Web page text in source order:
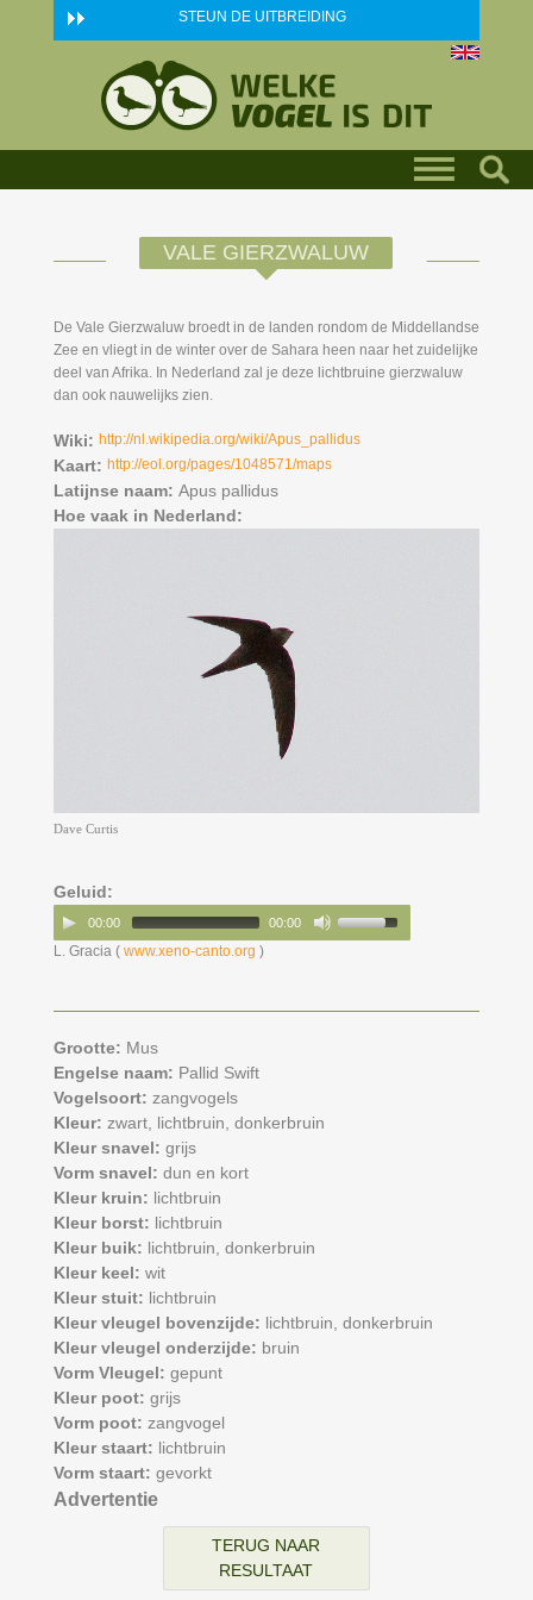
Skip to main content STEUN DE UITBREIDING
VALE GIERZWALUW
De Vale Gierzwaluw broedt in de landen rondom de Middellandse
Zee en vliegt in de winter over de Sahara heen naar het zuidelijke
deel van Afrika. In Nederland zal je deze lichtbruine gierzwaluw
dan ook nauwelijks zien.
Wiki: http://nl.wikipedia.org/wiki/Apus_pallidus
Kaart: http://eol.org/pages/1048571/maps
Latijnse naam: Apus pallidus
Hoe vaak in Nederland:
Dave Curtis
Geluid:
00:00 00:00
L. Gracia ( www.xeno-canto.org )
Grootte: Mus
Engelse naam: Pallid Swift
Vogelsoort: zangvogels
Kleur: zwart, lichtbruin, donkerbruin
Kleur snavel: grijs
Vorm snavel: dun en kort
Kleur kruin: lichtbruin
Kleur borst: lichtbruin
Kleur buik: lichtbruin, donkerbruin
Kleur keel: wit
Kleur stuit: lichtbruin
Kleur vleugel bovenzijde: lichtbruin, donkerbruin
Kleur vleugel onderzijde: bruin
Vorm Vleugel: gepunt
Kleur poot: grijs
Vorm poot: zangvogel
Kleur staart: lichtbruin
Vorm staart: gevorkt
Advertentie
TERUG NAAR
RESULTAAT